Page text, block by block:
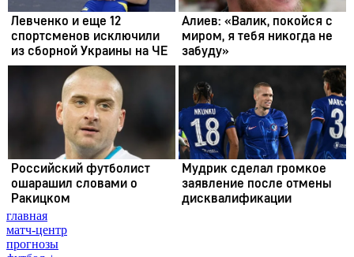
главная
матч-центр
прогнозы